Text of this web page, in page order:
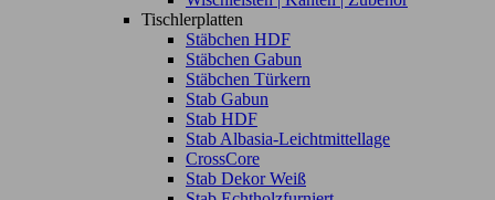
Tischlerplatten
Stäbchen HDF
Stäbchen Gabun
Stäbchen Türkern
Stab Gabun
Stab HDF
Stab Albasia-Leichtmittellage
CrossCore
Stab Dekor Weiß